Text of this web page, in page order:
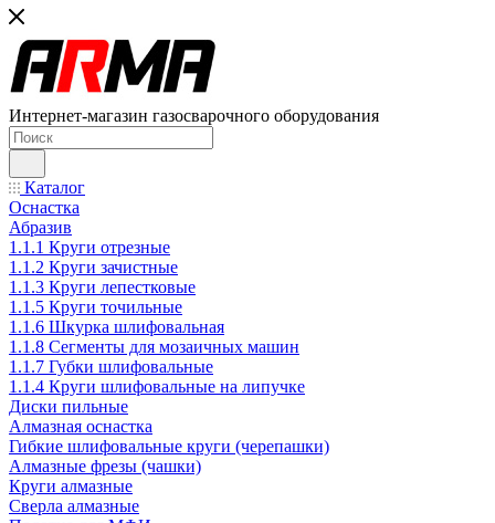
Интернет-магазин газосварочного оборудования
Каталог
Оснастка
Абразив
1.1.1 Круги отрезные
1.1.2 Круги зачистные
1.1.3 Круги лепестковые
1.1.5 Круги точильные
1.1.6 Шкурка шлифовальная
1.1.8 Сегменты для мозаичных машин
1.1.7 Губки шлифовальные
1.1.4 Круги шлифовальные на липучке
Диски пильные
Алмазная оснастка
Гибкие шлифовальные круги (черепашки)
Алмазные фрезы (чашки)
Круги алмазные
Сверла алмазные